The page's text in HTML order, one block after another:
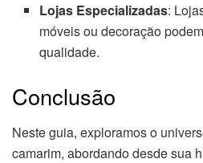
Lojas Especializadas:
móveis ou decoração
qualidade.
Conclusão
Neste guia, exploramos o
camarim, abordando desde sua